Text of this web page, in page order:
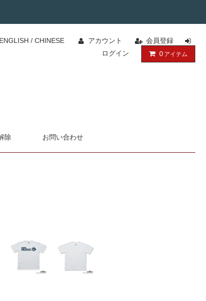
ENGLISH / CHINESE アカウント
会員登録
ログイン
0 アイテム
除 お問い合わせ